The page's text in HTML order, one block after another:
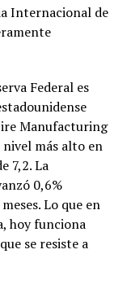
Internacional de
Federal es
Manufacturing
más alto en
7,2. La
0,6%
Lo que en
hoy funciona
se resiste a